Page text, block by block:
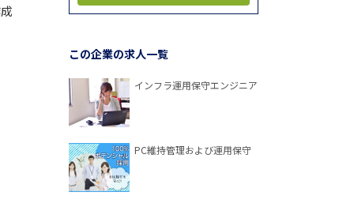
この企業の求人一覧
インフラ運用保守エンジニア
PC維持管理および運用保守